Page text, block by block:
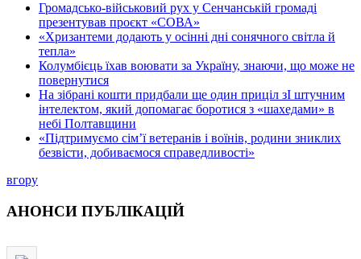
Громадсько-військовий рух у Сенчанській громаді
презентував проєкт «СОВА»
«Хризантеми додають у осінні дні сонячного світла й
тепла»
Колумбієць їхав воювати за Україну, знаючи, що може не
повернутися
На зібрані кошти придбали ще один приціл зІ штучним
інтелектом, який допомагає боротися з «шахедами» в
небі Полтавщини
«Підтримуємо сім’ї ветеранів і воїнів, родини зниклих
безвісти, добиваємося справедливості»
вгору
АНОНСИ ПУБЛІКАЦІЙ